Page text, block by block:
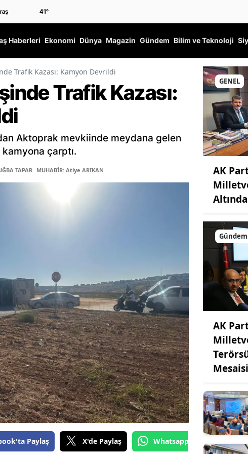
41°
Haberleri Ekonomi Dünya Magazin Gündem Bilim ve Teknoloji
Trafik Kazası: Kamyon Devrildi
Trafik Kazası:
Aktoprak mevkiinde meydana gelen
çarptı.
TAPAR MUHABİR: Atiye ARIKAN
Paylaş X'de Paylaş Whatsapp'tan Gönder
GENEL
AK
Gündem
AK
Mesaisi